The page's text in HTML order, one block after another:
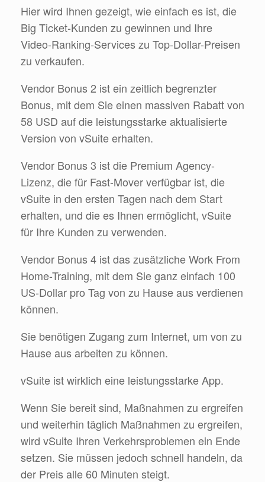
Hier wird Ihnen gezeigt, wie einfach es ist, die
Big Ticket-Kunden zu gewinnen und Ihre
Video-Ranking-Services zu Top-Dollar-Preisen
zu verkaufen.
Vendor Bonus 2 ist ein zeitlich begrenzter
Bonus, mit dem Sie einen massiven Rabatt von
58 USD auf die leistungsstarke aktualisierte
Version von vSuite erhalten.
Vendor Bonus 3 ist die Premium Agency-
Lizenz, die für Fast-Mover verfügbar ist, die
vSuite in den ersten Tagen nach dem Start
erhalten, und die es Ihnen ermöglicht, vSuite
für Ihre Kunden zu verwenden.
Vendor Bonus 4 ist das zusätzliche Work From
Home-Training, mit dem Sie ganz einfach 100
US-Dollar pro Tag von zu Hause aus verdienen
können.
Sie benötigen Zugang zum Internet, um von zu
Hause aus arbeiten zu können.
vSuite ist wirklich eine leistungsstarke App.
Wenn Sie bereit sind, Maßnahmen zu ergreifen
und weiterhin täglich Maßnahmen zu ergreifen,
wird vSuite Ihren Verkehrsproblemen ein Ende
setzen. Sie müssen jedoch schnell handeln, da
der Preis alle 60 Minuten steigt.